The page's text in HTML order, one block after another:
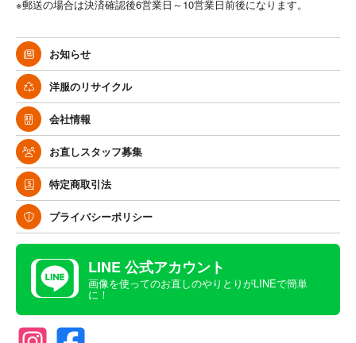
※郵送の場合は決済確認後6営業日～10営業日前後になります。
お知らせ
洋服のリサイクル
会社情報
お直しスタッフ募集
特定商取引法
プライバシーポリシー
LINE 公式アカウント
画像を使ってのお直しのやりとりがLINEで簡単
に！